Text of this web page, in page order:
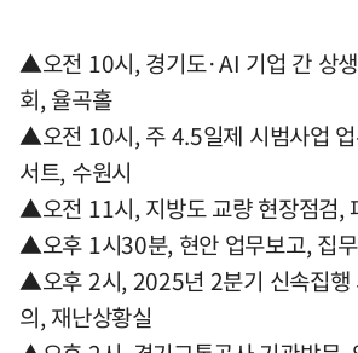
▲오전 10시, 경기도·AI 기업 간 상
회, 율곡홀
▲오전 10시, 주 4.5일제 시범사업
서트, 수원시
▲오전 11시, 지방도 교량 현장점검,
▲오후 1시30분, 현안 업무보고, 집
▲오후 2시, 2025년 2분기 신속집행
의, 재난상황실